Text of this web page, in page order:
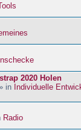
2020 Holen
in Individuelle
Radio